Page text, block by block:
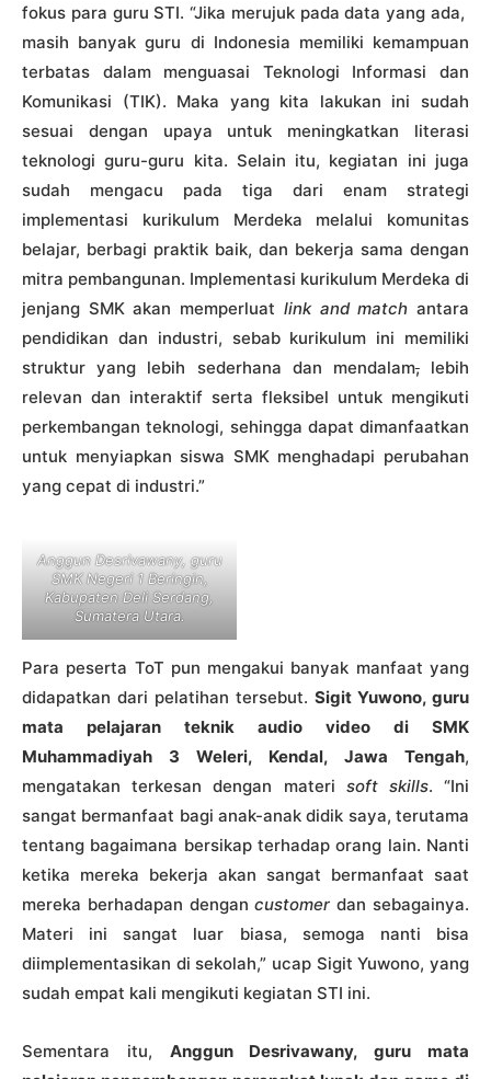
fokus para guru STI. “Jika merujuk pada data yang ada,
masih banyak guru di Indonesia memiliki kemampuan
terbatas dalam menguasai Teknologi Informasi dan
Komunikasi (TIK). Maka yang kita lakukan ini sudah
sesuai dengan upaya untuk meningkatkan literasi
teknologi guru-guru kita. Selain itu, kegiatan ini juga
sudah mengacu pada tiga dari enam strategi
implementasi kurikulum Merdeka melalui komunitas
belajar, berbagi praktik baik, dan bekerja sama dengan
mitra pembangunan. Implementasi kurikulum Merdeka di
jenjang SMK akan memperluat link and match antara
pendidikan dan industri, sebab kurikulum ini memiliki
struktur yang lebih sederhana dan mendalam,lebih
relevan dan interaktif serta fleksibel untuk mengikuti
perkembangan teknologi, sehingga dapat dimanfaatkan
untuk menyiapkan siswa SMK menghadapi perubahan
yang cepat di industri.”
Anggun Desrivawany, guru
SMK Negeri 1 Beringin,
Kabupaten Deli Serdang,
Sumatera Utara.
Para peserta ToT pun mengakui banyak manfaat yang
didapatkan dari pelatihan tersebut. Sigit Yuwono, guru
mata pelajaran teknik audio video di SMK
Muhammadiyah 3 Weleri, Kendal, Jawa Tengah,
mengatakan terkesan dengan materi soft skills. “Ini
sangat bermanfaat bagi anak-anak didik saya, terutama
tentang bagaimana bersikap terhadap orang lain. Nanti
ketika mereka bekerja akan sangat bermanfaat saat
mereka berhadapan dengancustomer dan sebagainya.
Materi ini sangat luar biasa, semoga nanti bisa
diimplementasikan di sekolah,” ucap Sigit Yuwono, yang
sudah empat kali mengikuti kegiatan STI ini.
Sementara itu, Anggun Desrivawany, guru mata